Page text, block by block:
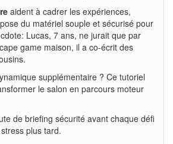
aident à cadrer les expériences,
du matériel souple et sécurisé pour
Lucas, 7 ans, ne jurait que par
game maison, il a co-écrit des
supplémentaire ? Ce tutoriel
le salon en parcours moteur
de briefing sécurité avant chaque défi
plus tard.